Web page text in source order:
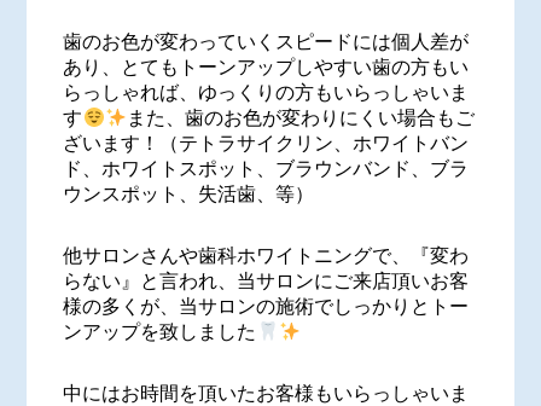
歯のお色が変わっていくスピードには個人差が
あり、とてもトーンアップしやすい歯の方もい
らっしゃれば、ゆっくりの方もいらっしゃいま
す
また、歯のお色が変わりにくい場合もご
ざいます！（テトラサイクリン、ホワイトバン
ド、ホワイトスポット、ブラウンバンド、ブラ
ウンスポット、失活歯、等）
他サロンさんや歯科ホワイトニングで、『変わ
らない』と言われ、当サロンにご来店頂いお客
様の多くが、当サロンの施術でしっかりとトー
ンアップを致しました
中にはお時間を頂いたお客様もいらっしゃいま